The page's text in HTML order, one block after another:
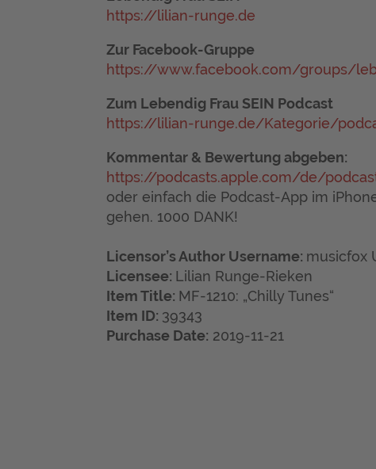
https://lilian-runge.de
Zur Facebook-Gruppe
https://www.facebook.com/groups/
Zum Lebendig Frau SEIN Podcast
https://lilian-runge.de/Kategorie/
Kommentar & Bewertung abgeben:
https://podcasts.apple.com/de/
oder einfach die Podcast-App im
gehen. 1000 DANK!
Licensor’s Author Username: musicfox
Licensee: Lilian Runge-Rieken
Item Title: MF-1210: „Chilly Tunes“
Item ID: 39343
Purchase Date: 2019-11-21